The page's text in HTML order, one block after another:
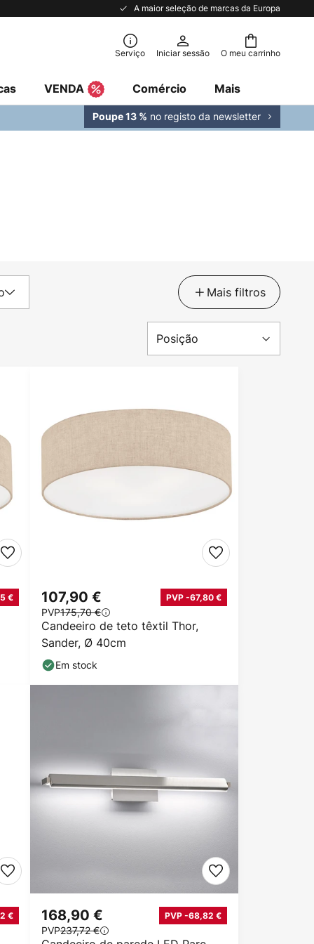
A maior seleção de marcas da Europa
O meu carrinho
Serviço Iniciar sessão
VENDA Comércio Mais
Poupe 13 % no registo da newsletter
Mais filtros
€
Candeeiro de teto têxtil Thor,
Sander, Ø 40cm
107,90 € PVP -67,80 €
PVP175,70 €
Em stock
€ 168,90 € PVP -68,82 €
PVP237,72 €